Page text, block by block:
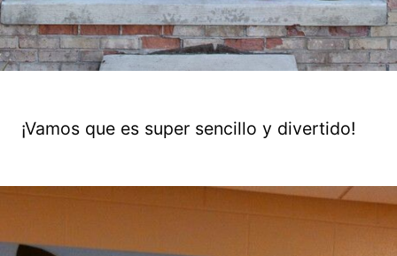
¡Vamos que es super sencillo y divertido!